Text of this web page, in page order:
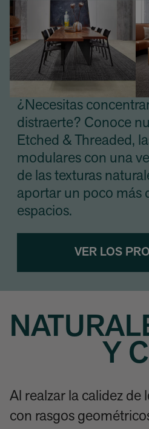
¿Necesitas
distraerte? Conoce
Etched & Threaded,
modulares con una
de las texturas
aportar un poco más
espacios.
VER LOS
Y
Al realzar la calidez de
con rasgos